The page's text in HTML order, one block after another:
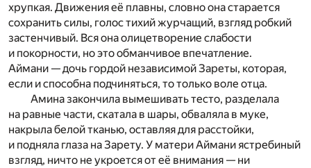
хрупкая. Движения её плавны, словно она старается
сохранить силы, голос тихий журчащий, взгляд робкий
застенчивый. Вся она олицетворение слабости
и покорности, но это обманчивое впечатление.
Аймани — дочь гордой независимой Зареты, которая,
если и способна подчиняться, то только воле отца.
Амина закончила вымешивать тесто, разделала
на равные части, скатала в шары, обваляла в муке,
накрыла белой тканью, оставляя для расстойки,
и подняла глаза на Зарету. У матери Аймани ястребиный
взгляд, ничто не укроется от её внимания — ни